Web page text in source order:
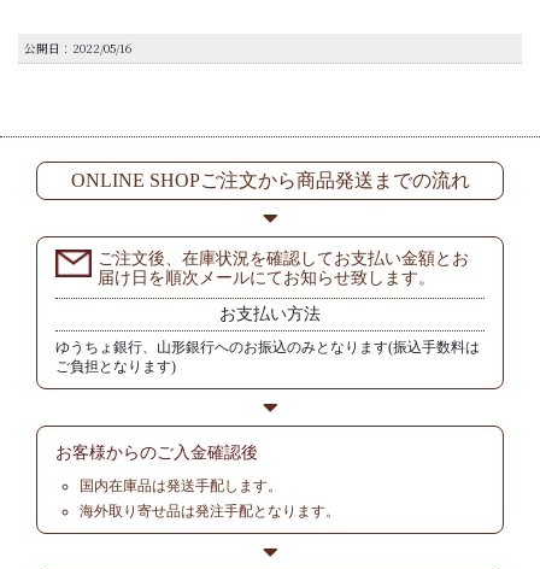
公開日：2022/05/16
ONLINE SHOPご注文から商品発送までの流れ
ご注文後、在庫状況を確認してお支払い金額とお
届け日を順次メールにてお知らせ致します。
お支払い方法
ゆうちょ銀行、山形銀行へのお振込のみとなります(振込手数料は
ご負担となります)
お客様からのご入金確認後
国内在庫品は発送手配します。
海外取り寄せ品は発注手配となります。